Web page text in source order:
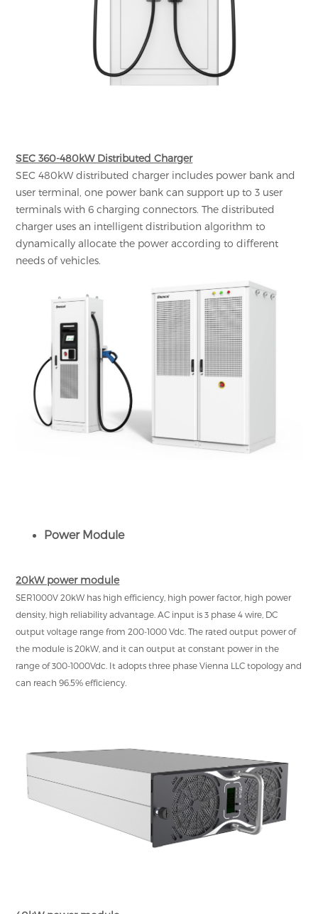
SEC 360-480kW Distributed Charger
SEC 480kW distributed charger includes power bank and
user terminal, one power bank can support up to 3 user
terminals with 6 charging connectors. The distributed
charger uses an intelligent distribution algorithm to
dynamically allocate the power according to different
needs of vehicles.
Power Module
20kW power module
SER1000V 20kW has high efficiency, high power factor, high power
density, high reliability advantage. AC input is 3 phase 4 wire, DC
output voltage range from 200-1000 Vdc. The rated output power of
the module is 20kW, and it can output at constant power in the
range of 300-1000Vdc. It adopts three phase Vienna LLC topology and
can reach 96.5% efficiency.